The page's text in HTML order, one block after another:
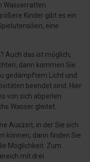
Wasserratten
Kinder gibt es ein
eine
Auch das ist möglich,
dann kommen Sie
gedämpftem Licht und
beendet sind. Hier
von sich abperlen
Wasser gleitet.
Auszeit, in der Sie sich
können, dann finden Sie
Möglichkeit. Zum
mit drei